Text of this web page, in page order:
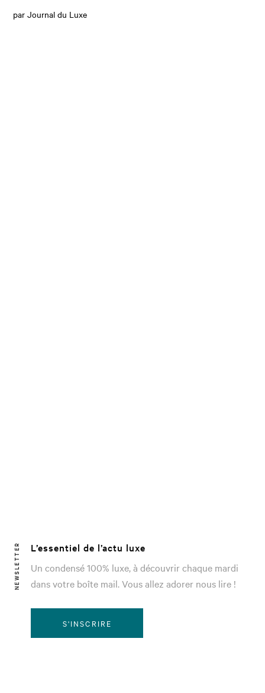
par Journal du Luxe
NEWSLETTER
L’essentiel de l’actu luxe
Un condensé 100% luxe, à découvrir chaque mardi
dans votre boîte mail. Vous allez adorer nous lire !
S'INSCRIRE